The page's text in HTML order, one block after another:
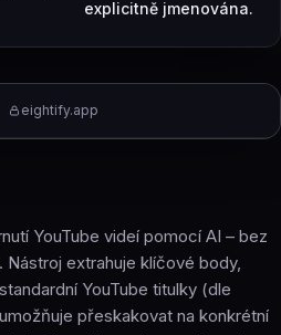
eightify.app
YouTube videí pomocí AI – bez
extrahuje klíčové body,
YouTube titulky (dle
přeskakovat na konkrétní
explicitně jmenována.